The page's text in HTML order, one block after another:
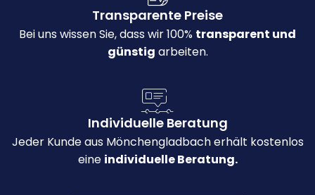
Transparente Preise
Bei uns wissen Sie, dass wir 100% transparent und
günstig arbeiten.
Individuelle Beratung
Jeder Kunde aus Mönchengladbach erhält kostenlos
eine individuelle Beratung.